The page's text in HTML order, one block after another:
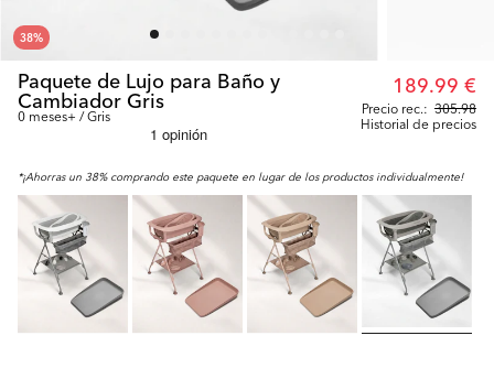
38%
Paquete de Lujo para Baño y
Cambiador Gris
0 meses+ / Gris Precio rec.: 305.98
189.99 €
Historial de precios
*¡Ahorras un 38% comprando este paquete en lugar de los productos individualmente!